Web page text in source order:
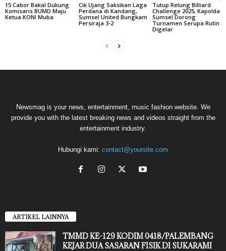
15 Cabor Bakal Dukung
Komisaris BUMD Maju
Ketua KONI Muba
Cik Ujang Saksikan Laga
Perdana di Kandang,
Sumsel United Bungkam
Persiraja 3-2
Tutup Relung Billiard
Challenge 2025, Kapolda
Sumsel Dorong
Turnamen Serupa Rutin
Digelar
Newsmag is your news, entertainment, music fashion website. We
provide you with the latest breaking news and videos straight from the
entertainment industry.
Hubungi kami: contact@yoursite.com
ARTIKEL LAINNYA
TMMD KE-129 KODIM 0418/PALEMBANG
KEJAR DUA SASARAN FISIK DI SUKARAMI